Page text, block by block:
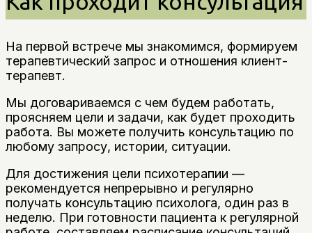
На первой встрече мы знакомимся, формируем
терапевтический запрос и отношения клиент-
терапевт.
Мы договариваемся с чем будем работать,
проясняем цели и задачи, как будет проходить
работа. Вы можете получить консультацию по
любому запросу, истории, ситуации.
Для достижения цели психотерапии —
рекомендуется непрерывно и регулярно
получать консультацию психолога, один раз в
неделю. При готовности пациента к регулярной